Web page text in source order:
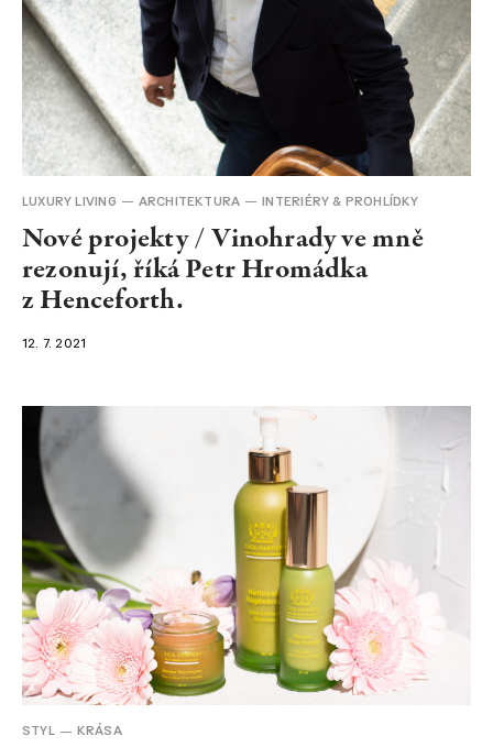
LUXURY LIVING ARCHITEKTURA INTERIÉRY & PROHLÍDKY
Nové projekty / Vinohrady ve mně
rezonují, říká Petr Hromádka
z Henceforth.
12. 7. 2021
STYL KRÁSA